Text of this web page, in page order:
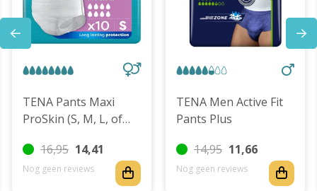
TENA Pants Maxi
ProSkin (S, M, L, of
16,95 14,41
Nog geen reviews
TENA Men Active Fit
Pants Plus
14,95 11,66
Nog geen reviews